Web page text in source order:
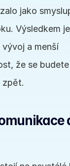
jako
Výsledkem je
a menší
že se
zpět.